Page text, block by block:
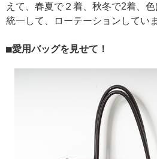
えて、春夏で２着、秋冬で2着、
統一して、ローテーションしていま
愛用バッグを見せて！